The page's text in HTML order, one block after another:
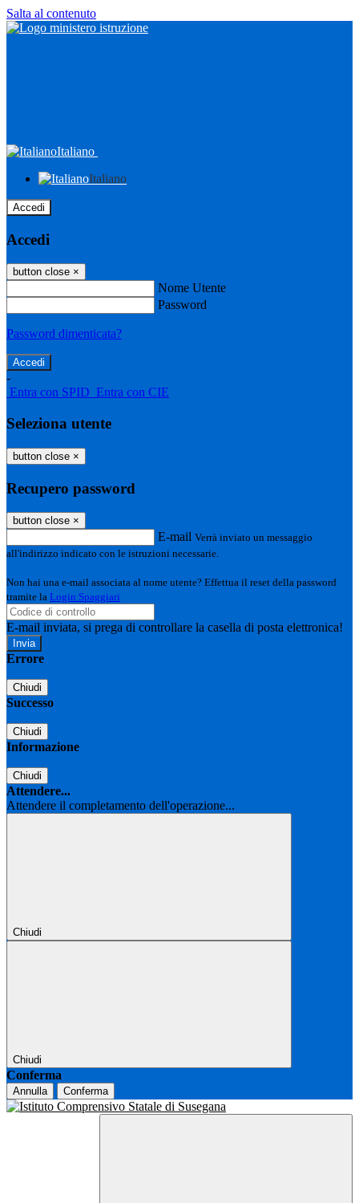
Salta al contenuto
Italiano
Italiano
Accedi
Accedi
button close ×
Nome Utente
Password
Password dimenticata?
-
Entra con SPID Entra con CIE
Seleziona utente
button close ×
Recupero password
button close ×
E-mail Verrà inviato un messaggio
all'indirizzo indicato con le istruzioni necessarie.
Non hai una e-mail associata al nome utente? Effettua il reset della password
tramite la Login Spaggiari
E-mail inviata, si prega di controllare la casella di posta elettronica!
Errore
Chiudi
Successo
Chiudi
Informazione
Chiudi
Attendere...
Attendere il completamento dell'operazione...
Chiudi
Chiudi
Conferma
Annulla Conferma